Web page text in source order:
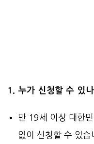
1. 누가 신청할 수 있
만 19세 이상 대한
없이 신청할 수 있